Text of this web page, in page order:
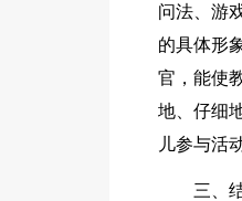
问法、游
的具体形
官，能使
地、仔细
儿参与活
三、